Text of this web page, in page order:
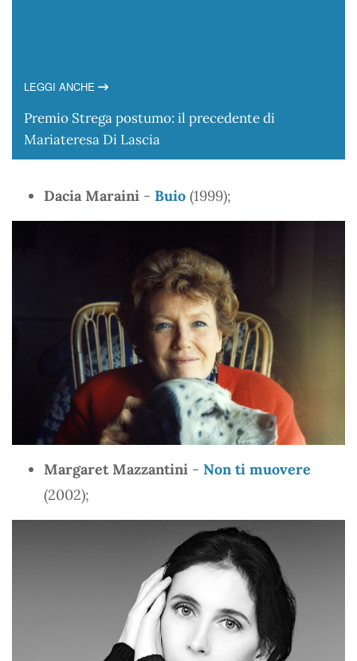
LEGGI ANCHE
Premio Strega postumo: il precedente di
Mariateresa Di Lascia
Dacia Maraini - Buio (1999);
Margaret Mazzantini - Non ti muovere
(2002);